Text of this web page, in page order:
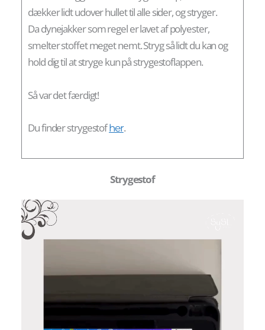
dækker lidt udover hullet til alle sider, og stryger.
Da dynejakker som regel er lavet af polyester,
smelter stoffet meget nemt. Stryg så lidt du kan og
hold dig til at stryge kun på strygestoflappen.
Så var det færdigt!
Du finder strygestofher.
Strygestof